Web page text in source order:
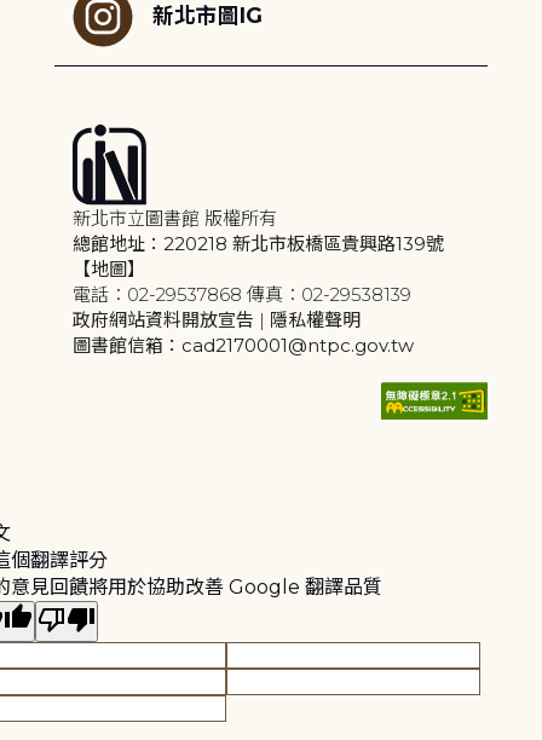
新北市圖IG
新北市立圖書館 版權所有
總館地址：220218 新北市板橋區貴興路139號
【地圖】
電話：02-29537868 傳真：02-29538139
政府網站資料開放宣告 | 隱私權聲明
圖書館信箱：cad2170001@ntpc.gov.tw
個翻譯評分
意見回饋將用於協助改善 Google 翻譯品質